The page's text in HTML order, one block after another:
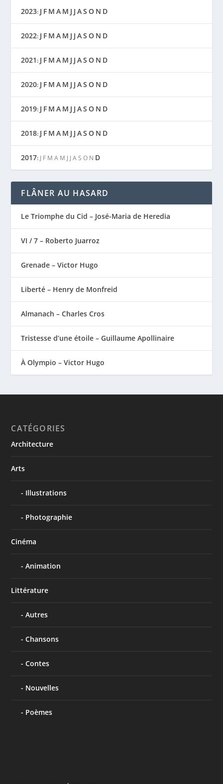
2023: J F M A M J J AS O N D
2022: J F M A M J J AS O N D
2021: J F M A M J J AS O N D
2020: J F M A M J J AS O N D
2019: J F M A M J J AS O N D
2018: J F M A M J J AS O N D
2017: J F M A M J J A S O N D
FLÂNER AU HASARD
Le Triomphe du Cid – José-Maria de Heredia
VI / 7 – Roberto Juarroz
Grenade – Victor Hugo
Liberté – Henry de Monfreid
Almanach – Charles Cros
Tristesse d’une étoile – Guillaume Apollinaire
À Olympio – Victor Hugo
CATÉGORIES
Architecture
Arts
Illustrations
Photographie
Cinéma
Animation
Littérature
Autres
Chansons
Contes
Nouvelles
Poèmes